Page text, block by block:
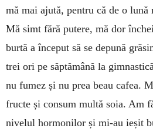
mă mai ajută, pentru că de o
Mă simt fără putere, mă dor
burtă a început să se depună
trei ori pe săptă­mână la
nu fumez și nu prea beau cafea.
fructe și consum multă soia. Am
nivelul hormonilor și mi-au ieșit